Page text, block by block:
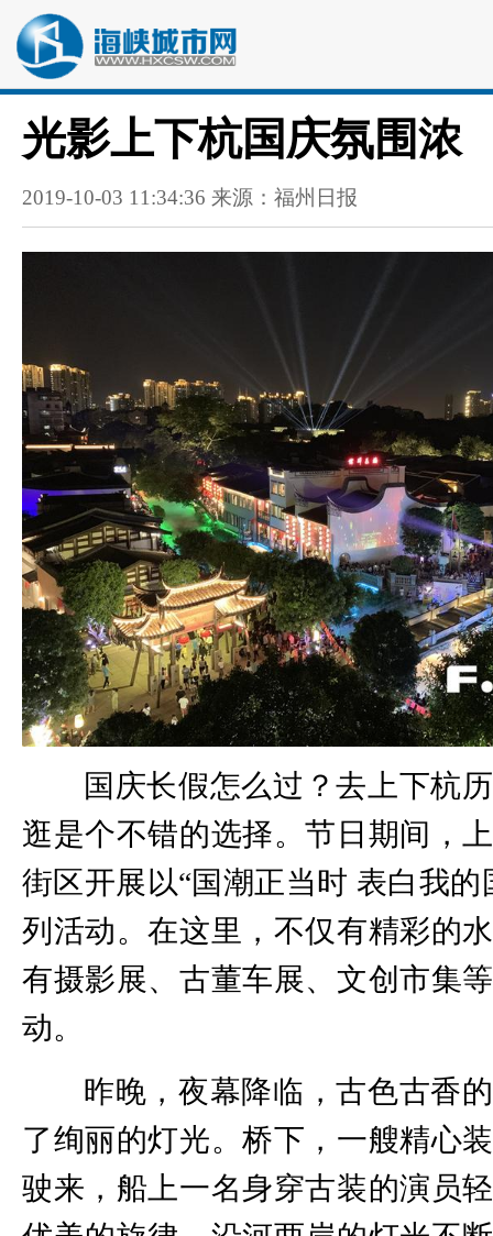
光影上下杭国庆氛围浓
2019-10-03 11:34:36 来源：福州日报
国庆长假怎么过？去上下杭
逛是个不错的选择。节日期间，
街区开展以“国潮正当时 表白我的
列活动。在这里，不仅有精彩的
有摄影展、古董车展、文创市集
动。
昨晚，夜幕降临，古色古香
了绚丽的灯光。桥下，一艘精心
驶来，船上一名身穿古装的演员